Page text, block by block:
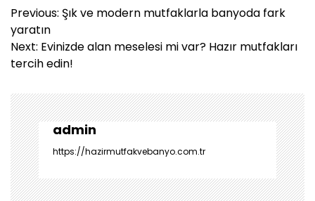
Y
a
z
ı
e
z
i
n
m
e
Previous: Şık ve modern mutfaklarla banyoda fark
yaratın
Next: Evinizde alan meselesi mi var? Hazır mutfakları
tercih edin!
admin
https://hazirmutfakvebanyo.com.tr